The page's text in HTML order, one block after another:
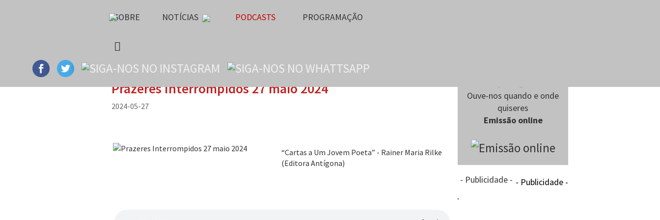
SOBRE NOTÍCIAS PODCASTS PROGRAMAÇÃO
Prazeres Interrompidos 27 maio 2024
2024-05-27
“Cartas a Um Jovem Poeta” - Rainer Maria Rilke
(Editora Antígona)
Ouve-nos quando e onde
quiseres
Emissão online
- Publicidade - - Publicidade -